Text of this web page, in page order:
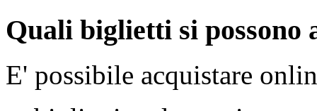
Quali biglietti si possono
E' possibile acquistare